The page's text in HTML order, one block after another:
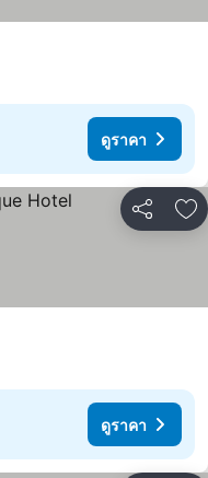
ดูราคา
แชร์ เ
ดูราคา